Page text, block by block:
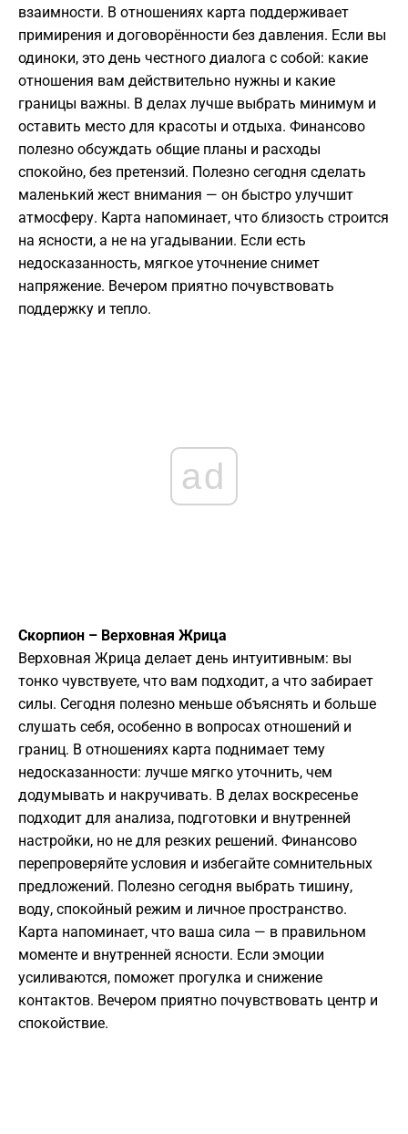
взаимности. В отношениях карта поддерживает
примирения и договорённости без давления. Если вы
одиноки, это день честного диалога с собой: какие
отношения вам действительно нужны и какие
границы важны. В делах лучше выбрать минимум и
оставить место для красоты и отдыха. Финансово
полезно обсуждать общие планы и расходы
спокойно, без претензий. Полезно сегодня сделать
маленький жест внимания — он быстро улучшит
атмосферу. Карта напоминает, что близость строится
на ясности, а не на угадывании. Если есть
недосказанность, мягкое уточнение снимет
напряжение. Вечером приятно почувствовать
поддержку и тепло.
ad
Скорпион – Верховная Жрица
Верховная Жрица делает день интуитивным: вы
тонко чувствуете, что вам подходит, а что забирает
силы. Сегодня полезно меньше объяснять и больше
слушать себя, особенно в вопросах отношений и
границ. В отношениях карта поднимает тему
недосказанности: лучше мягко уточнить, чем
додумывать и накручивать. В делах воскресенье
подходит для анализа, подготовки и внутренней
настройки, но не для резких решений. Финансово
перепроверяйте условия и избегайте сомнительных
предложений. Полезно сегодня выбрать тишину,
воду, спокойный режим и личное пространство.
Карта напоминает, что ваша сила — в правильном
моменте и внутренней ясности. Если эмоции
усиливаются, поможет прогулка и снижение
контактов. Вечером приятно почувствовать центр и
спокойствие.